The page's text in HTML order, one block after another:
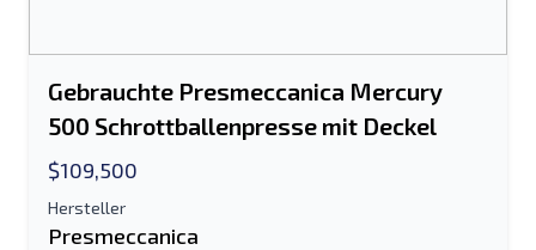
Gebrauchte Presmeccanica Mercury
500 Schrottballenpresse mit Deckel
$109,500
Hersteller
Presmeccanica